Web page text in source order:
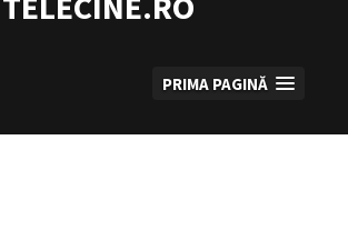
conținut
PRIMA PAGINĂ